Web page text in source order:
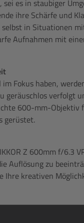
es in staubiger
ihre Schärfe und
in Situationen
Aufnahmen mit
Fokus haben,
geräuschlos verfolgt
600-mm-Objektiv
gerüstet.
Z 600mm f/6.3
Auflösung zu
Ihre kreativen